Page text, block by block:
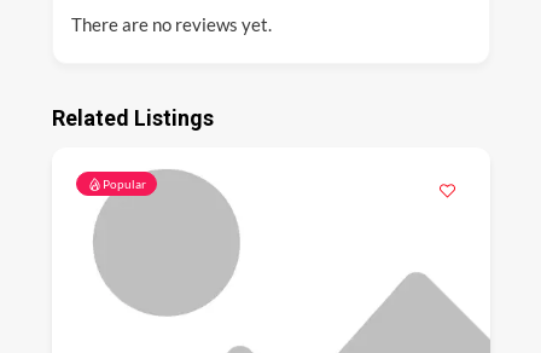
There are no reviews yet.
Related Listings
Popular